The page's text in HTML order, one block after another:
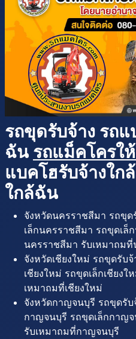
รถขุดรับจ้าง รถ
ฉัน รถแม็คโครใ
แบคโฮรับจ้างใก
ใกล้ฉัน
จังหวัดนครราชสีมา รถขุ
เล็กนครราชสีมา รถขุดเล็
นครราชสีมา รับเหมาถม
จังหวัดเชียงใหม่ รถขุดรับ
เชียงใหม่ รถขุดเล็กเชียง
เหมาถมที่เชียงใหม่
จังหวัดกาญจนบุรี รถขุดรั
กาญจนบุรี รถขุดเล็กกาญ
รับเหมาถมที่กาญจนบุรี